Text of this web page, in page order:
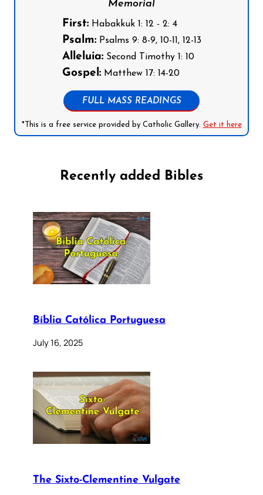
Memorial
First:Habakkuk 1: 12 - 2: 4
Psalm:Psalms 9: 8-9, 10-11, 12-13
Alleluia:Second Timothy 1: 10
Gospel:Matthew 17: 14-20
FULL MASS READINGS
*This is a free service provided by Catholic Gallery. Get it here
Recently added Bibles
Bíblia Católica Portuguesa
July 16, 2025
The Sixto-Clementine Vulgate